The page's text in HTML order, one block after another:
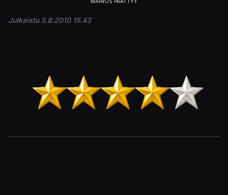
Julkaistu 5.8.2010 15.43